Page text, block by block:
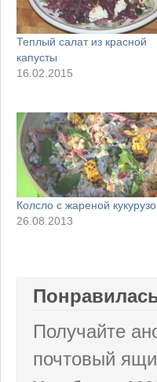
Теплый салат из красной
капусты
16.02.2015
Колсло с жареной
26.08.2013
Получайте
почтовый